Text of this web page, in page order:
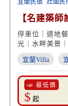
【名建築
光影】
停車位｜道地
光｜水畔美景
宜蘭Villa
📣 最低價
$ 起